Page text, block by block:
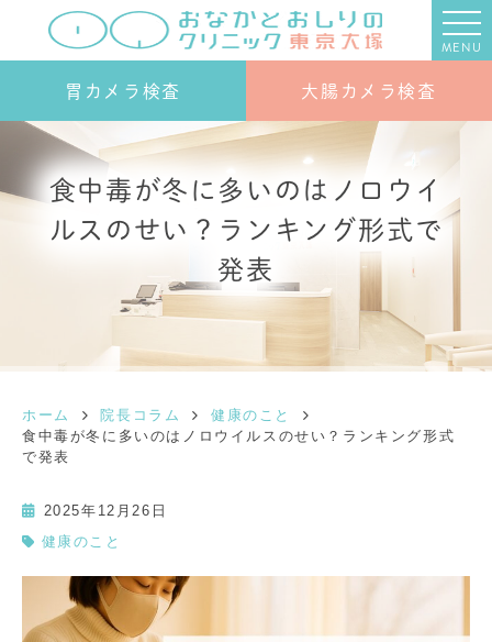
MENU
胃カメラ検査 大腸カメラ検査
食中毒が冬に多いのはノロウイ
ルスのせい？ランキング形式で
発表
ホーム 院長コラム
健康のこと
食中毒が冬に多いのはノロウイルスのせい？ランキング形式
で発表
2025年12月26日
健康のこと